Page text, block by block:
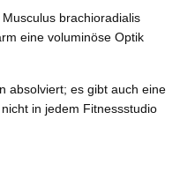
brachioradialis
eine voluminöse Optik
absolviert; es gibt auch eine
in jedem Fitnessstudio